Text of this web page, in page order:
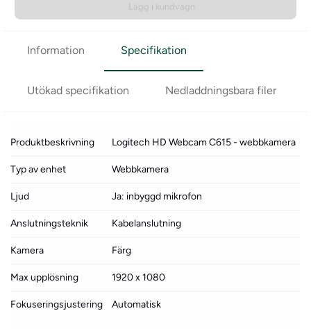
Lägg i kundvagn
Information Specifikation
Utökad specifikation Nedladdningsbara filer
Produktbeskrivning Logitech HD Webcam C615 - webbkamera
Typ av enhet Webbkamera
Ljud Ja: inbyggd mikrofon
Anslutningsteknik Kabelanslutning
Kamera Färg
Max upplösning 1920 x 1080
Fokuseringsjustering Automatisk